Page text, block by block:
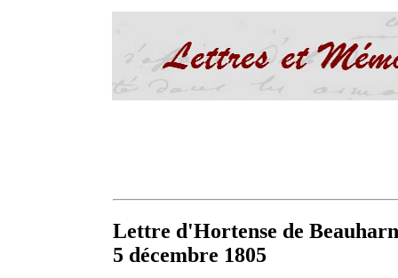
Lettre d'Hortense de
5 décembre 1805